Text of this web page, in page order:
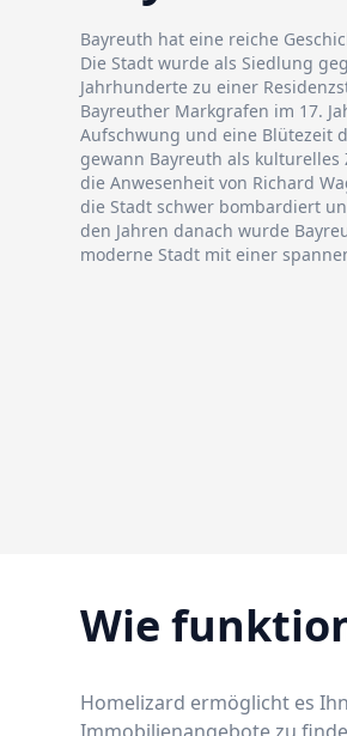
Bayreuth hat eine reiche
Die Stadt wurde als Siedlung
Jahrhunderte zu einer
Bayreuther Markgrafen im 17.
Aufschwung und eine Blütezeit
gewann Bayreuth als
die Anwesenheit von Richard
die Stadt schwer bombardiert
den Jahren danach wurde
moderne Stadt mit einer
Wie
Homelizard ermöglicht es